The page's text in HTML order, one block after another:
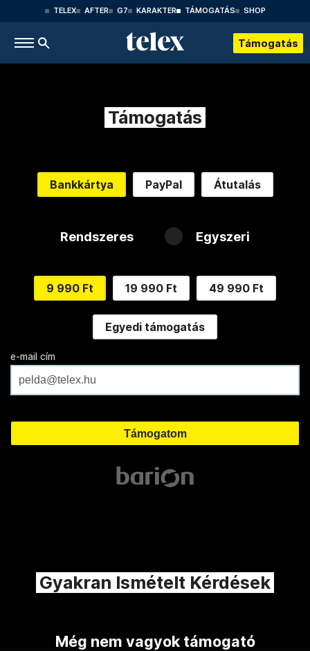
TELEX AFTER G7 KARAKTER TÁMOGATÁS SHOP
Támogatás
Támogatás
Bankkártya PayPal Átutalás
Rendszeres Egyszeri
9 990 Ft 19 990 Ft 49 990 Ft
Egyedi támogatás
e-mail cím
Gyakran Ismételt Kérdések
Még nem vagyok támogató